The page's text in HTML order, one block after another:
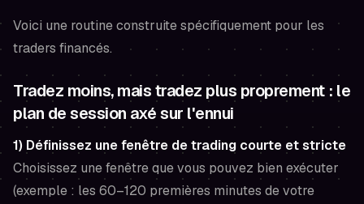
Voici une routine construite spécifiquement pour les
traders financés.
Tradez moins, mais tradez plus proprement : le
plan de session axé sur l'ennui
1) Définissez une fenêtre de trading courte et stricte
Choisissez une fenêtre que vous pouvez bien exécuter
(exemple : les 60–120 premières minutes de votre